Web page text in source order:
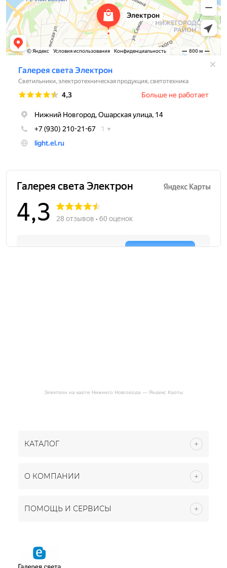
Электрон на карте Нижнего Новгорода — Яндекс Карты
КАТАЛОГ
О КОМПАНИИ
ПОМОЩЬ И СЕРВИСЫ